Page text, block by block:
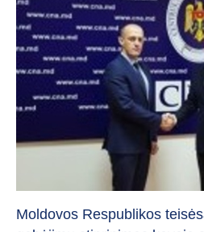
Moldovos Respublikos